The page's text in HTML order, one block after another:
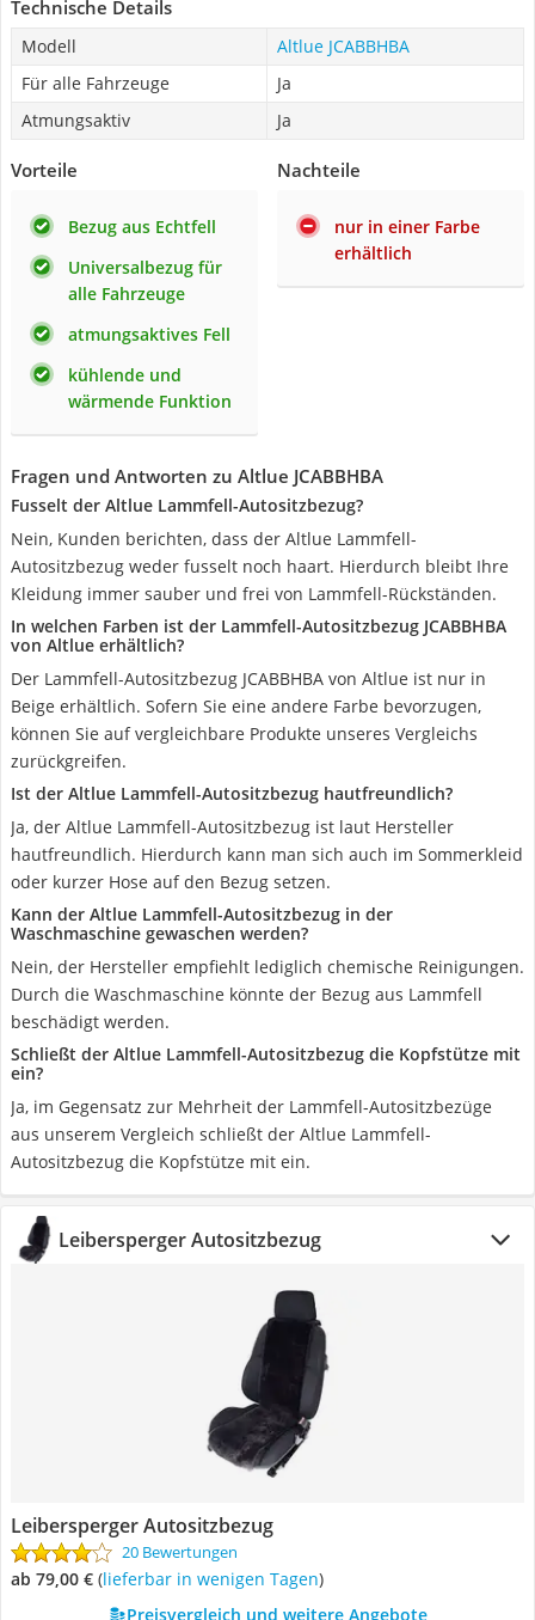
Technische Details
Modell
Altlue JCABBHBA
Für alle Fahrzeuge
Ja
Atmungsaktiv
Ja
Vorteile
Bezug aus Echtfell
Universalbezug für
alle Fahrzeuge
atmungsaktives Fell
kühlende und
wärmende Funktion
Nachteile
nur in einer Farbe
erhältlich
Fragen und Antworten zu Altlue JCABBHBA
Fusselt der Altlue Lammfell-Autositzbezug?
Nein, Kunden berichten, dass der Altlue Lammfell-
Autositzbezug weder fusselt noch haart. Hierdurch bleibt Ihre
Kleidung immer sauber und frei von Lammfell-Rückständen.
In welchen Farben ist der Lammfell-Autositzbezug JCABBHBA
von Altlue erhältlich?
Der Lammfell-Autositzbezug JCABBHBA von Altlue ist nur in
Beige erhältlich. Sofern Sie eine andere Farbe bevorzugen,
können Sie auf vergleichbare Produkte unseres Vergleichs
zurückgreifen.
Ist der Altlue Lammfell-Autositzbezug hautfreundlich?
Ja, der Altlue Lammfell-Autositzbezug ist laut Hersteller
hautfreundlich. Hierdurch kann man sich auch im Sommerkleid
oder kurzer Hose auf den Bezug setzen.
Kann der Altlue Lammfell-Autositzbezug in der
Waschmaschine gewaschen werden?
Nein, der Hersteller empfiehlt lediglich chemische Reinigungen.
Durch die Waschmaschine könnte der Bezug aus Lammfell
beschädigt werden.
Schließt der Altlue Lammfell-Autositzbezug die Kopfstütze mit
ein?
Ja, im Gegensatz zur Mehrheit der Lammfell-Autositzbezüge
aus unserem Vergleich schließt der Altlue Lammfell-
Autositzbezug die Kopfstütze mit ein.
Leibersperger Autositzbezug
Leibersperger Autositzbezug
20 Bewertungen
ab 79,00 € ( Lieferbar in wenigen Tagen)
Preisvergleich und weitere Angebote